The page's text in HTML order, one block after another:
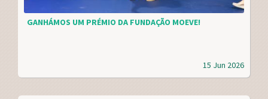
15 Jun 2026
GANHÁMOS UM PRÉMIO DA FUNDAÇÃO MOEVE!